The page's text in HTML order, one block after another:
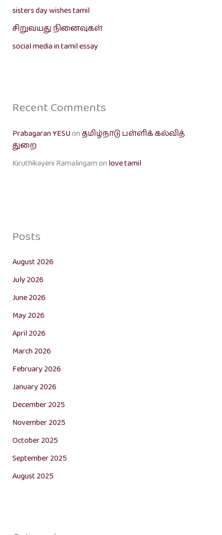
sisters day wishes tamil
சிறுவயது நினைவுகள்
social media in tamil essay
Recent Comments
Prabagaran YESUonதமிழ்நாடு பள்ளிக் கல்வித்
துறை
Kiruthikayeni Ramalingamon love tamil
Posts
August 2026
July 2026
June 2026
May 2026
April 2026
March 2026
February 2026
January 2026
December 2025
November 2025
October 2025
September 2025
August 2025